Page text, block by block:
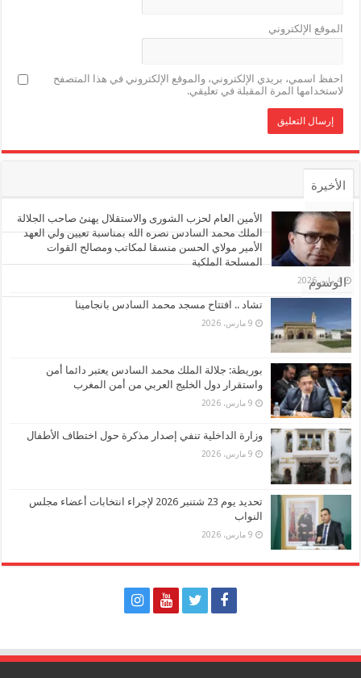
الموقع الإلكتروني
احفظ اسمي، بريدي الإلكتروني، والموقع الإلكتروني في هذا المتصفح
لاستخدامها المرة المقبلة في تعليقي.
الأخيرة
الأشهر
تعليقات
الوسوم
الأمين العام لحزب الشورى والاستقلال يهنئ صاحب الجلالة
الملك محمد السادس نصره الله بمناسبة تعيين ولي العهد
الأمير مولاي الحسن منسقا لمكاتب ومصالح القوات
المسلحة الملكية
4 مايو، 2026
تشاد .. افتتاح مسجد محمد السادس بانجامينا
9 مارس، 2026
بوريطة: جلالة الملك محمد السادس يعتبر دائما أمن
واستقرار دول الخليج العربي من أمن المغرب
9 مارس، 2026
وزارة الداخلية تنفي إصدار مذكرة حول اختطاف الأطفال
9 مارس، 2026
تحديد يوم 23 شتنبر 2026 لإجراء انتخابات أعضاء مجلس
النواب
9 مارس، 2026